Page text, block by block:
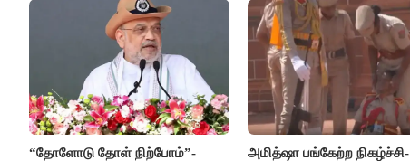
“தோளோடு தோள் நிற்போம்”-
அமித்ஷா பங்கேற்ற நிகழ்ச்சி-